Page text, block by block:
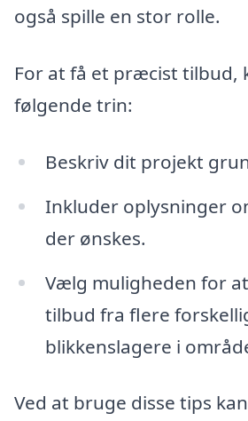
også spille en stor rolle.
For at få et præcist tilbud,
følgende trin:
Beskriv dit projekt
Inkluder oplysninger
der ønskes.
Vælg muligheden for
tilbud fra flere
blikkenslagere i
Ved at bruge disse tips